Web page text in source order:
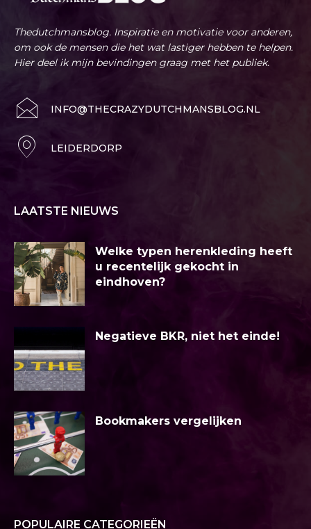
Thedutchmansblog. Inspiratie en motivatie voor anderen,
om ook de mensen die het wat lastiger hebben te helpen.
Hier deel ik mijn bevindingen graag met het publiek.
INFO@THECRAZYDUTCHMANSBLOG.NL
LEIDERDORP
LAATSTE NIEUWS
Welke typen herenkleding heeft
u recentelijk gekocht in
eindhoven?
Negatieve BKR, niet het einde!
Bookmakers vergelijken
POPULAIRE CATEGORIEËN